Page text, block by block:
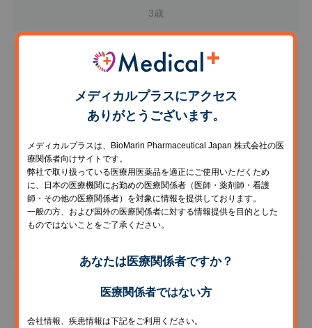
3歳
メディカルプラスにアクセス
ありがとうございます。
メディカルプラスは、BioMarin Pharmaceutical Japan 株式会社の医
療関係者向けサイトです。
弊社で取り扱っている医療用医薬品を適正にご使用いただくため
に、日本の医療機関にお勤めの医療関係者（医師・薬剤師・看護
師・その他の医療関係者）を対象に情報を提供しております。
一般の方、および国外の医療関係者に対する情報提供を目的とした
ものではないことをご了承ください。
あなたは医療関係者ですか？
医療関係者ではない方
会社情報、疾患情報は下記をご利用ください。